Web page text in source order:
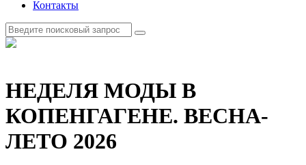
Контакты
НЕДЕЛЯ МОДЫ В
КОПЕНГАГЕНЕ. ВЕСНА-
ЛЕТО 2026